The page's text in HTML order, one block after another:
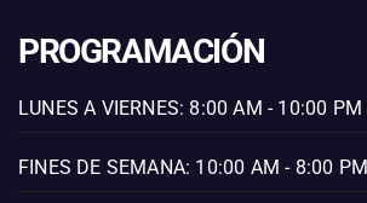
PROGRAMACIÓN
LUNES A VIERNES: 8:00 AM - 10:00 PM
FINES DE SEMANA: 10:00 AM - 8:00 PM